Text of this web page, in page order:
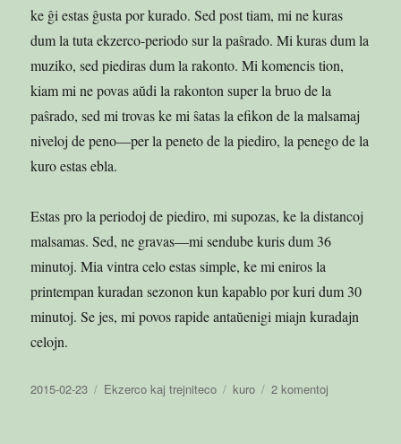
ke ĝi estas ĝusta por kurado. Sed post tiam, mi ne kuras
dum la tuta ekzerco-periodo sur la paŝrado. Mi kuras dum la
muziko, sed piediras dum la rakonto. Mi komencis tion,
kiam mi ne povas aŭdi la rakonton super la bruo de la
paŝrado, sed mi trovas ke mi ŝatas la efikon de la malsamaj
niveloj de peno—per la peneto de la piediro, la penego de la
kuro estas ebla.
Estas pro la periodoj de piediro, mi supozas, ke la distancoj
malsamas. Sed, ne gravas—mi sendube kuris dum 36
minutoj. Mia vintra celo estas simple, ke mi eniros la
printempan kuradan sezonon kun kapablo por kuri dum 30
minutoj. Se jes, mi povos rapide antaŭenigi miajn kuradajn
celojn.
Publikigita
2015-02-23 Kategorioj
Ekzerco kaj trejniteco Etikedoj
kuro 2 komentoj